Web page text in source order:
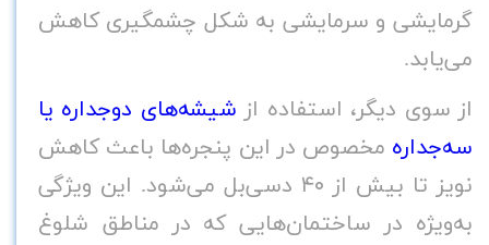
گرمایشی و سرمایشی به شکل چشمگیری کاهش
می‌یابد.
از سوی دیگر، استفاده از شیشه‌های دوجداره یا
سه‌جداره مخصوص در این پنجره‌ها باعث کاهش
نویز تا بیش از ۴۰ دسی‌بل می‌شود. این ویژگی
به‌ویژه در ساختمان‌هایی که در مناطق شلوغ